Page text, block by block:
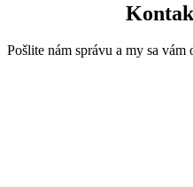
Pošlite nám správu a my sa vám